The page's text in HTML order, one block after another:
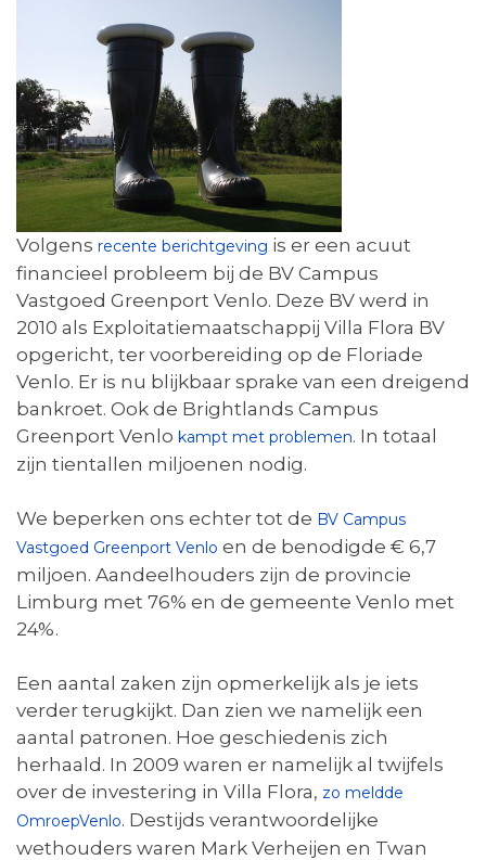
Volgens recente berichtgeving is er een acuut
financieel probleem bij de BV Campus
Vastgoed Greenport Venlo. Deze BV werd in
2010 als Exploitatiemaatschappij Villa Flora BV
opgericht, ter voorbereiding op de Floriade
Venlo. Er is nu blijkbaar sprake van een dreigend
bankroet. Ook de Brightlands Campus
Greenport Venlo kampt met problemen. In totaal
zijn tientallen miljoenen nodig.
We beperken ons echter tot de BV Campus
Vastgoed Greenport Venlo en de benodigde € 6,7
miljoen. Aandeelhouders zijn de provincie
Limburg met 76% en de gemeente Venlo met
24%.
Een aantal zaken zijn opmerkelijk als je iets
verder terugkijkt. Dan zien we namelijk een
aantal patronen. Hoe geschiedenis zich
herhaald. In 2009 waren er namelijk al twijfels
over de investering in Villa Flora, zo meldde
OmroepVenlo. Destijds verantwoordelijke
wethouders waren Mark Verheijen en Twan